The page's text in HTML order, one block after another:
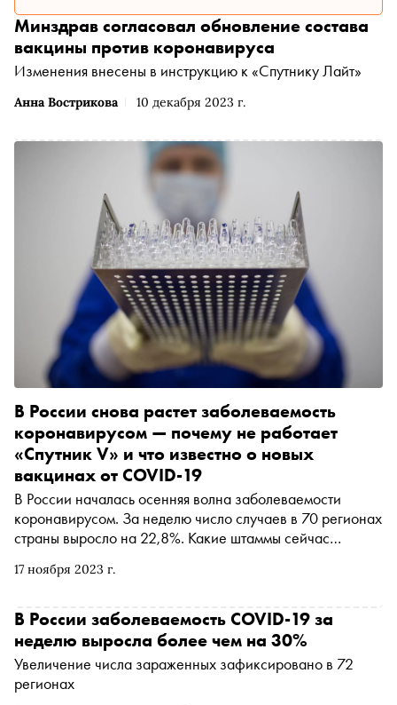
Анна Вострикова 10 декабря 2023 г.
Минздрав согласовал обновление состава
вакцины против коронавируса
Изменения внесены в инструкцию к «Спутнику Лайт»
17 ноября 2023 г.
В России снова растет заболеваемость
коронавирусом — почему не работает
«Спутник V» и что известно о новых
вакцинах от COVID-19
В России началась осенняя волна заболеваемости
коронавирусом. За неделю число случаев в 70 регионах
страны выросло на 22,8%. Какие штаммы сейчас
новые вакцины — в материале «Сноба»
В России заболеваемость COVID-19 за
неделю выросла более чем на 30%
Увеличение числа зараженных зафиксировано в 72
регионах